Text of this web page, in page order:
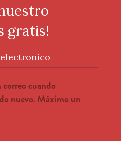
gratis!
cuando
nuevo. Máximo un